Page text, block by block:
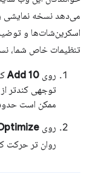
می‌دهد نسخه نمایشی
اسکرین‌شات‌ها و
تنظیمات خاص شما،
روی Add 10
توجهی کندتر
ممکن است حدود 20 کلیک طول
روی
روان تر حرکت